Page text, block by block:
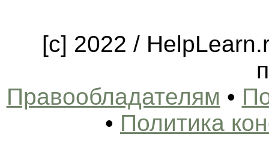
[c] 2022 /
Правообладателям •
• Политика